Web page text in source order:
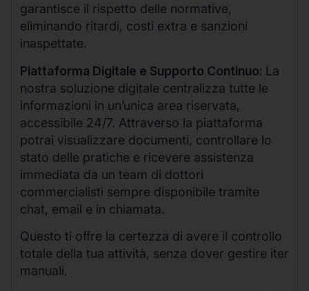
garantisce il rispetto delle normative,
eliminando ritardi, costi extra e sanzioni
inaspettate.
Piattaforma Digitale e Supporto Continuo: La
nostra soluzione digitale centralizza tutte le
informazioni in un’unica area riservata,
accessibile 24/7. Attraverso la piattaforma
potrai visualizzare documenti, controllare lo
stato delle pratiche e ricevere assistenza
immediata da un team di dottori
commercialisti sempre disponibile tramite
chat, email e in chiamata.
Questo ti offre la certezza di avere il controllo
totale della tua attività, senza dover gestire iter
manuali.